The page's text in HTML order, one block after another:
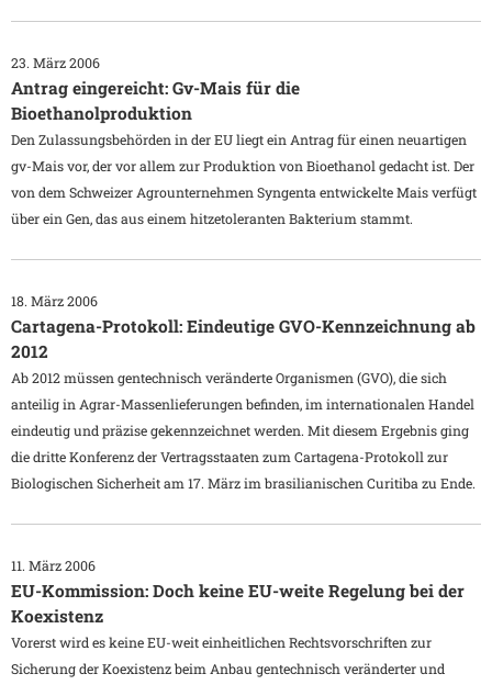
23. März 2006
Antrag eingereicht: Gv-Mais für die
Bioethanolproduktion
Den Zulassungsbehörden in der EU liegt ein Antrag für einen neuartigen
gv-Mais vor, der vor allem zur Produktion von Bioethanol gedacht ist. Der
von dem Schweizer Agrounternehmen Syngenta entwickelte Mais verfügt
über ein Gen, das aus einem hitzetoleranten Bakterium stammt.
18. März 2006
Cartagena-Protokoll: Eindeutige GVO-Kennzeichnung ab
2012
Ab 2012 müssen gentechnisch veränderte Organismen (GVO), die sich
anteilig in Agrar-Massenlieferungen befinden, im internationalen Handel
eindeutig und präzise gekennzeichnet werden. Mit diesem Ergebnis ging
die dritte Konferenz der Vertragsstaaten zum Cartagena-Protokoll zur
Biologischen Sicherheit am 17. März im brasilianischen Curitiba zu Ende.
11. März 2006
EU-Kommission: Doch keine EU-weite Regelung bei der
Koexistenz
Vorerst wird es keine EU-weit einheitlichen Rechtsvorschriften zur
Sicherung der Koexistenz beim Anbau gentechnisch veränderter und